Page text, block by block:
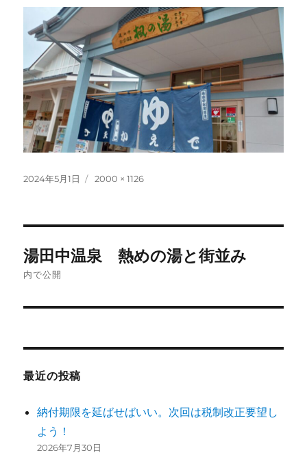
投
2024年5月1日
フ
2000 × 1126
稿
ゲ
ー
シ
ョ
湯田中温泉 熱めの湯と街並み
内で公開
最近の投稿
納付期限を延ばせばいい。次回は税制改正要望し
よう！
2026年7月30日